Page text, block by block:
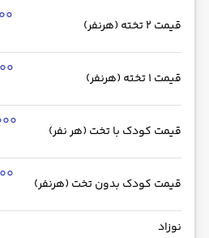
قیمت 2 تخته (هرنفر)
قیمت 1 تخته (هرنفر)
قیمت کودک با تخت (هر نفر)
قیمت کودک بدون تخت (هرنفر)
نوزاد